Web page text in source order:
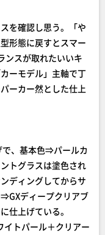
を確認し思う。「や
形態に戻すとスマー
ンスが取れたいいキ
ーモデル」主軸で丁
ーカー然とした仕上
、基本色⇒パールカ
トグラスは塗色され
ディングしてからサ
ディープクリアブ
仕上げている。
トパール＋クリアー